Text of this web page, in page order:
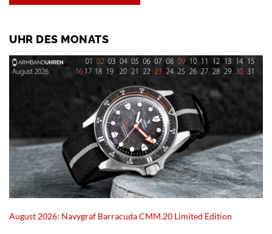
UHR DES MONATS
August 2026: Navygraf Barracuda CMM.20 Limited Edition